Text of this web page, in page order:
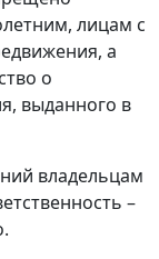
лицам с
а
о
выданного в
владельцам
–